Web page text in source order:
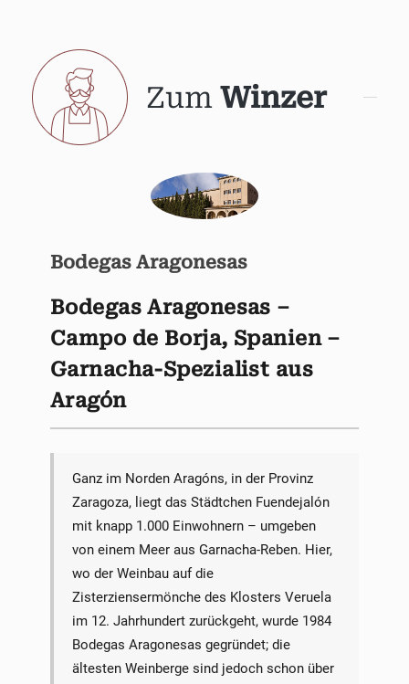
Zum Winzer
Bodegas Aragonesas
Bodegas Aragonesas –
Campo de Borja, Spanien –
Garnacha-Spezialist aus
Aragón
Ganz im Norden Aragóns, in der Provinz
Zaragoza, liegt das Städtchen Fuendejalón
mit knapp 1.000 Einwohnern – umgeben
von einem Meer aus Garnacha-Reben. Hier,
wo der Weinbau auf die
Zisterziensermönche des Klosters Veruela
im 12. Jahrhundert zurückgeht, wurde 1984
Bodegas Aragonesas gegründet; die
ältesten Weinberge sind jedoch schon über